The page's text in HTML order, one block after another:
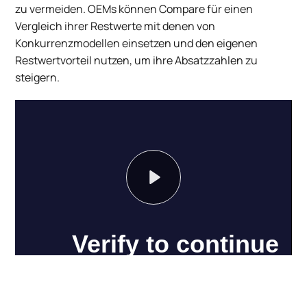
Play
zu vermeiden. OEMs könnenComparefür einen
Vergleich ihrer Restwerte mitdenen von
Konkurrenzmodelleneinsetzen undden eigenen
Restwertvorteil nutzen, um ihre Absatzzahlen zu
steigern.